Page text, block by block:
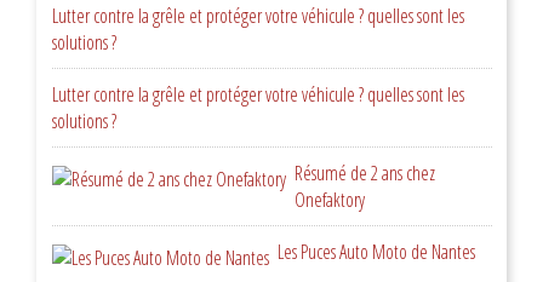
Lutter contre la grêle et protéger votre véhicule ? quelles sont les
solutions ?
Lutter contre la grêle et protéger votre véhicule ? quelles sont les
solutions ?
Résumé de 2 ans chez
Onefaktory
Les Puces Auto Moto de Nantes